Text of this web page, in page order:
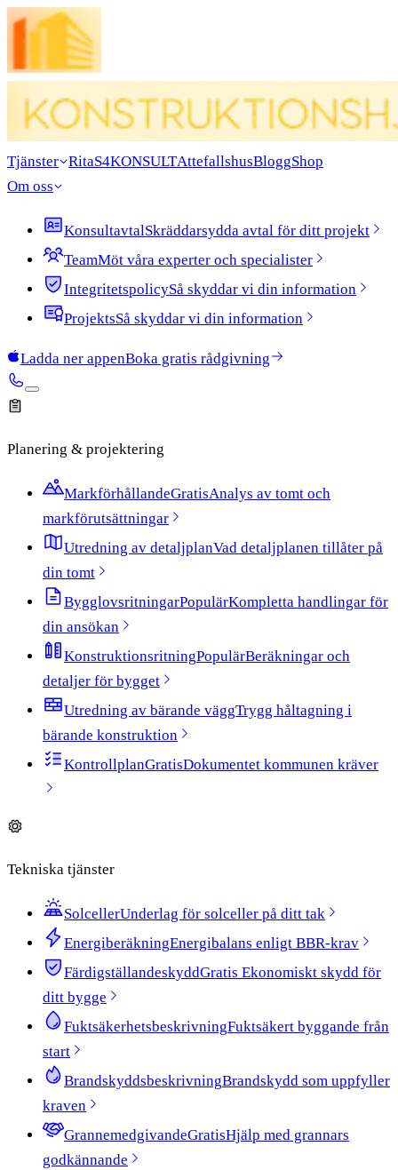
Tjänster RitaS4KONSULTAttefallshusBloggShop
Om oss
KonsultavtalSkräddarsydda avtal för ditt projekt
TeamMöt våra experter och specialister
IntegritetspolicySå skyddar vi din information
ProjektsSå skyddar vi din information
Ladda ner appenBoka gratis rådgivning
Planering & projektering
MarkförhållandeGratisAnalys av tomt och
markförutsättningar
Utredning av detaljplanVad detaljplanen tillåter på
din tomt
BygglovsritningarPopulärKompletta handlingar för
din ansökan
KonstruktionsritningPopulärBeräkningar och
detaljer för bygget
Utredning av bärande väggTrygg håltagning i
bärande konstruktion
KontrollplanGratisDokumentet kommunen kräver
Tekniska tjänster
SolcellerUnderlag för solceller på ditt tak
EnergiberäkningEnergibalans enligt BBR-krav
FärdigställandeskyddGratis Ekonomiskt skydd för
ditt bygge
FuktsäkerhetsbeskrivningFuktsäkert byggande från
start
BrandskyddsbeskrivningBrandskydd som uppfyller
kraven
GrannemedgivandeGratisHjälp med grannars
godkännande